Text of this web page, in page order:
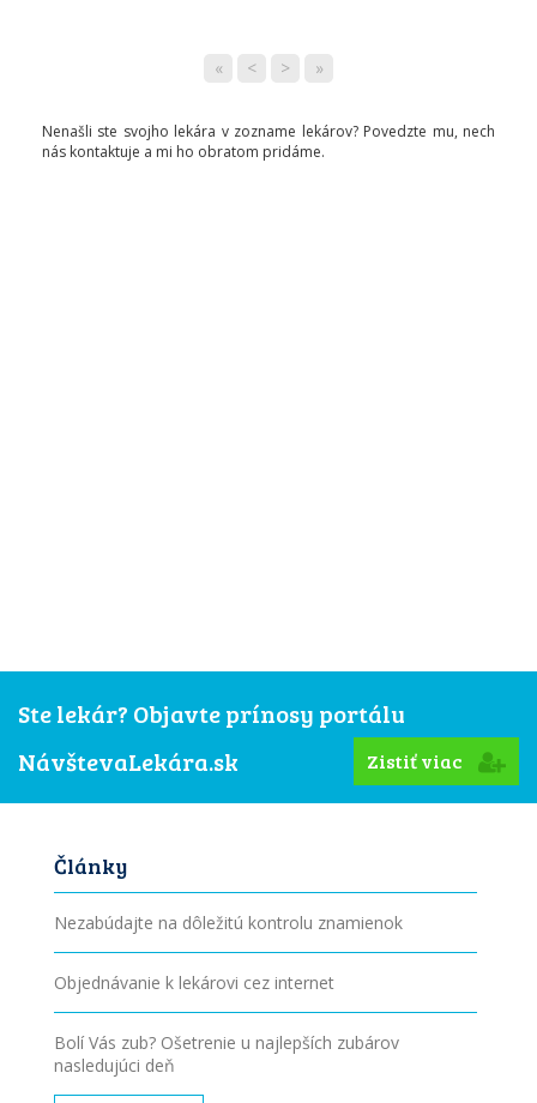
« < > »
Nenašli ste svojho lekára v zozname lekárov? Povedzte mu, nech
nás kontaktuje a mi ho obratom pridáme.
Ste lekár? Objavte prínosy portálu
NávštevaLekára.sk
Zistiť viac
Články
Nezabúdajte na dôležitú kontrolu znamienok
Objednávanie k lekárovi cez internet
Bolí Vás zub? Ošetrenie u najlepších zubárov
nasledujúci deň